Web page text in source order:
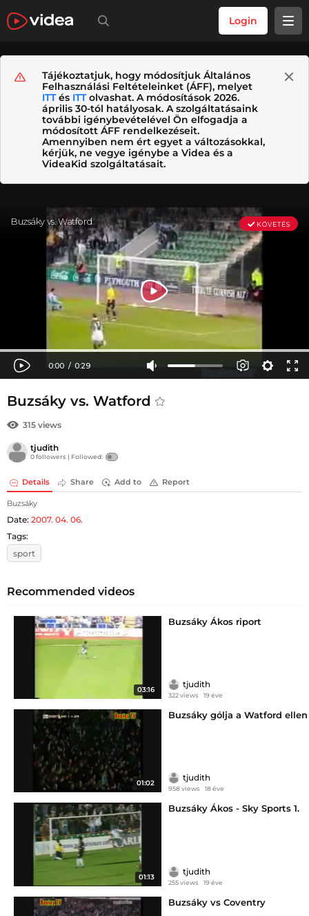
Login
Tájékoztatjuk, hogy módosítjuk Általános
Felhasználási Feltételeinket (ÁFF), melyet
ITTés ITTolvashat. A módosítások 2026.
április 30-tól hatályosak. A szolgáltatásaink
további igénybevételével Ön elfogadja a
módosított ÁFF rendelkezéseit.
Amennyiben nem ért egyet a változásokkal,
kérjük, ne vegye igénybe a Videa és a
VideaKid szolgáltatásait.
Buzsáky vs. Watford
315 views
tjudith
0 followers | Followed:
Details Share Add to Report
Buzsáky
Date: 2007. 04. 06.
Tags:
sport
Recommended videos
03:16
Buzsáky Ákos riport
tjudith
322 views 19 éve
01:02
Buzsáky gólja a Watford ellen
tjudith
958 views 18 éve
01:13
Buzsáky Ákos - Sky Sports 1.
tjudith
255 views 19 éve
Buzsáky vs Coventry